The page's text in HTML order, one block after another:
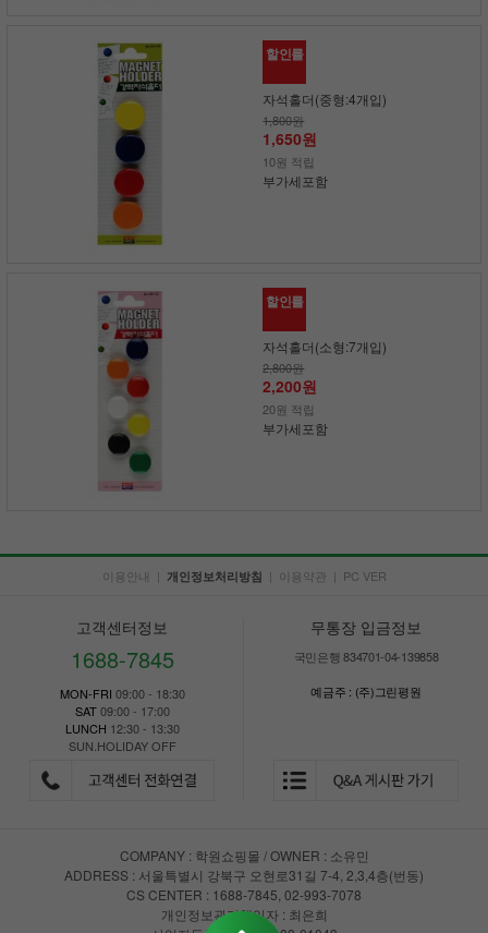
할인률
자석홀더(중형:4개입)
1,800원
1,650원
10원 적립
부가세포함
할인률
자석홀더(소형:7개입)
2,800원
2,200원
20원 적립
부가세포함
이용안내 | 개인정보처리방침 | 이용약관 | PC VER
고객센터정보
1688-7845
MON-FRI 09:00 - 18:30
SAT09:00 - 17:00
LUNCH 12:30 - 13:30
SUN.HOLIDAY OFF
무통장 입금정보
국민은행 834701-04-139858
예금주 : (주)그린평원
COMPANY : 학원쇼핑몰 / OWNER : 소유민
ADDRESS : 서울특별시 강북구 오현로31길 7-4, 2,3,4층(번동)
CS CENTER : 1688-7845, 02-993-7078
개인정보관리책임자 : 최은희